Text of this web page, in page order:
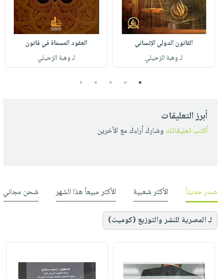
القانون الدولي الإنساني
لـ وهبة الزحيلي
العقود المسماة في قانون
لـ وهبة الزحيلي
1
2
3
4
5
أبرز التعليقات
أكتب تعليقاتك وشارك أراءك مع الأخرين
صدر حديثاً الأكثر شعبية الأكثر مبيعاً هذا الشهر شحن مجاني
لـ المصرية للنشر والتوزيع (كوميت)